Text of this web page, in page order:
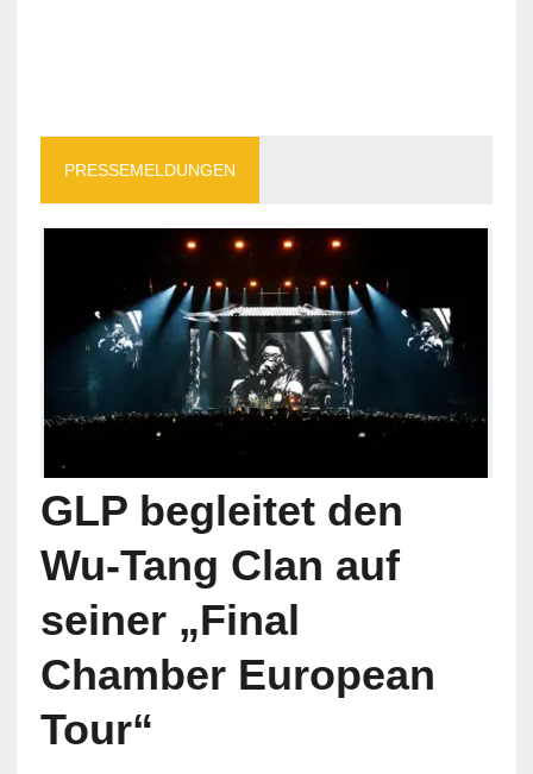
PRESSEMELDUNGEN
GLP begleitet den
Wu-Tang Clan auf
seiner „Final
Chamber European
Tour“